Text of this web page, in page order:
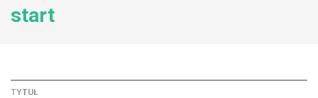
start
TYTUŁ